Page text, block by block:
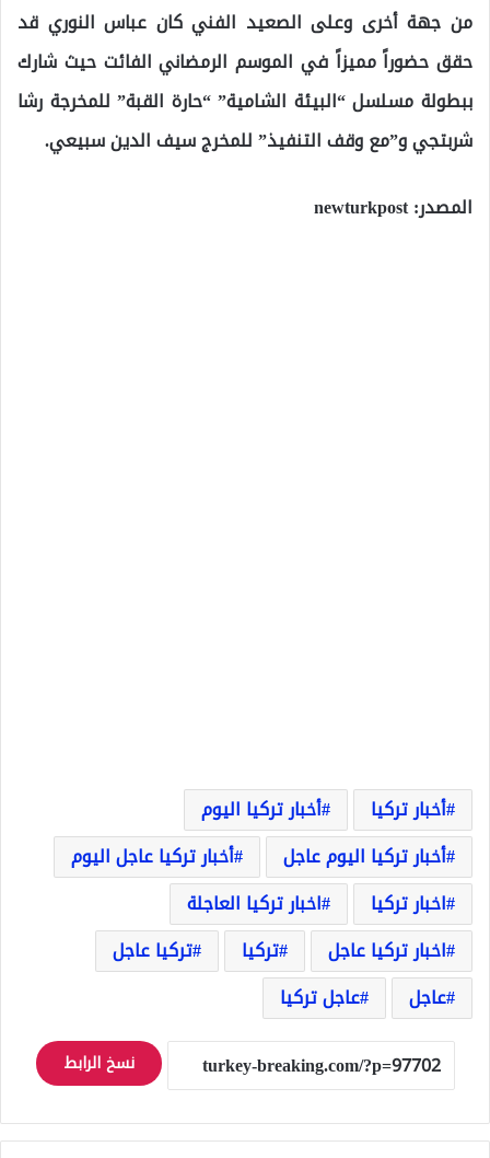
من جهة أخرى وعلى الصعيد الفني كان عباس النوري قد
حقق حضوراً مميزاً في الموسم الرمضاني الفائت حيث شارك
ببطولة مسلسل “البيئة الشامية” “حارة القبة” للمخرجة رشا
شربتجي و”مع وقف التنفيذ” للمخرج سيف الدين سبيعي.
المصدر: newturkpost
أخبار تركيا
أخبار تركيا اليوم
أخبار تركيا اليوم عاجل
أخبار تركيا عاجل اليوم
اخبار تركيا
اخبار تركيا العاجلة
اخبار تركيا عاجل
تركيا
تركيا عاجل
عاجل
عاجل تركيا
نسخ الرابط